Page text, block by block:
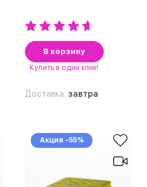
В корзину
Купить в один клик!
Доставка: завтра
Акция -55%